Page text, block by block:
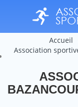
Accueil
Association sportive